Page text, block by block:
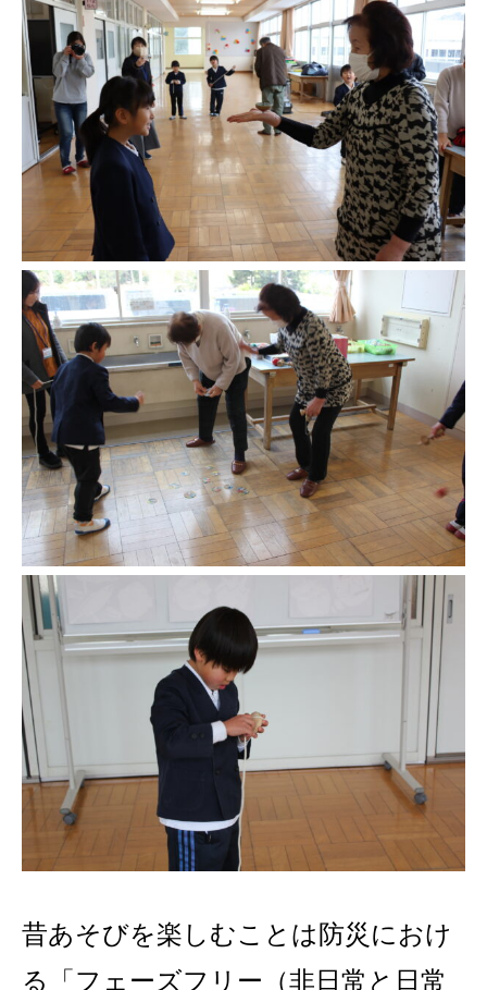
昔あそびを楽しむことは防災におけ
る「フェーズフリー（非日常と日常